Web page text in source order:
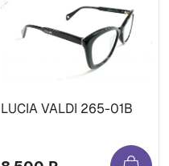
LUCIA VALDI 265-01B